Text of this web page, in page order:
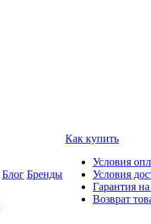
Блог Бренды
Как купить
Условия
Условия
Гарантия
Возврат